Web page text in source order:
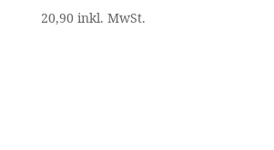
20,90 inkl. MwSt.